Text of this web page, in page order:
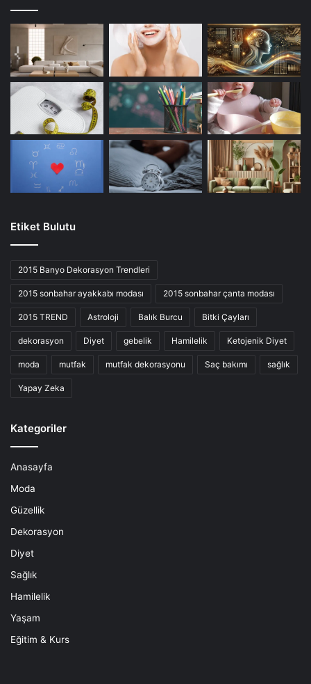
Etiket Bulutu
2015 Banyo Dekorasyon Trendleri
2015 sonbahar ayakkabı modası 2015 sonbahar çanta modası
2015 TREND Astroloji Balık Burcu Bitki Çayları
dekorasyon Diyet gebelik Hamilelik Ketojenik Diyet
moda mutfak mutfak dekorasyonu Saç bakımı sağlık
Yapay Zeka
Kategoriler
Anasayfa
Moda
Güzellik
Dekorasyon
Diyet
Sağlık
Hamilelik
Yaşam
Eğitim & Kurs